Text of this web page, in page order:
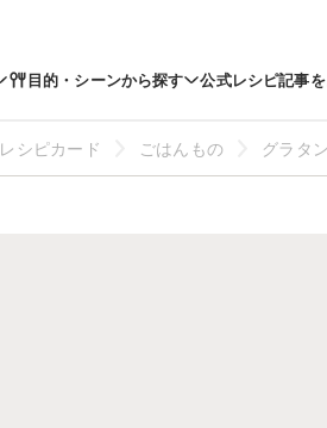
目的・シーンから探す 公式レシピ記事
レシピカード ごはんもの グラタン